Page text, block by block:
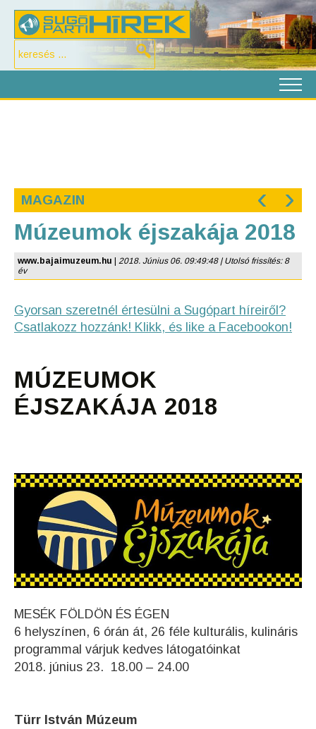
MAGAZIN ‹ ›
Múzeumok éjszakája 2018
www.bajaimuzeum.hu
2018. Június 06. 09:49:48 | Utolsó frissítés: 8
év
Gyorsan szeretnél értesülni a Sugópart híreiről?
Csatlakozz hozzánk! Klikk, és like a Facebookon!
MÚZEUMOK
ÉJSZAKÁJA 2018
MESÉK FÖLDÖN ÉS ÉGEN
6 helyszínen, 6 órán át, 26 féle kulturális, kulináris
programmal várjuk kedves látogatóinkat
2018. június 23. 18.00 – 24.00
Türr István Múzeum